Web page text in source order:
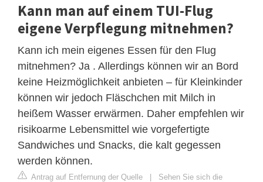
Kann man auf einem TUI-Flug
eigene Verpflegung mitnehmen?
Kann ich mein eigenes Essen für den Flug
mitnehmen? Ja . Allerdings können wir an Bord
keine Heizmöglichkeit anbieten – für Kleinkinder
können wir jedoch Fläschchen mit Milch in
heißem Wasser erwärmen. Daher empfehlen wir
risikoarme Lebensmittel wie vorgefertigte
Sandwiches und Snacks, die kalt gegessen
werden können.
Antrag auf Entfernung der Quelle | Sehen Sie sich die